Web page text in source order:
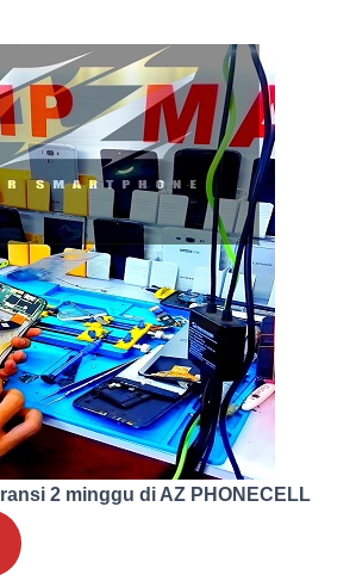
2 minggu di AZ PHONECELL